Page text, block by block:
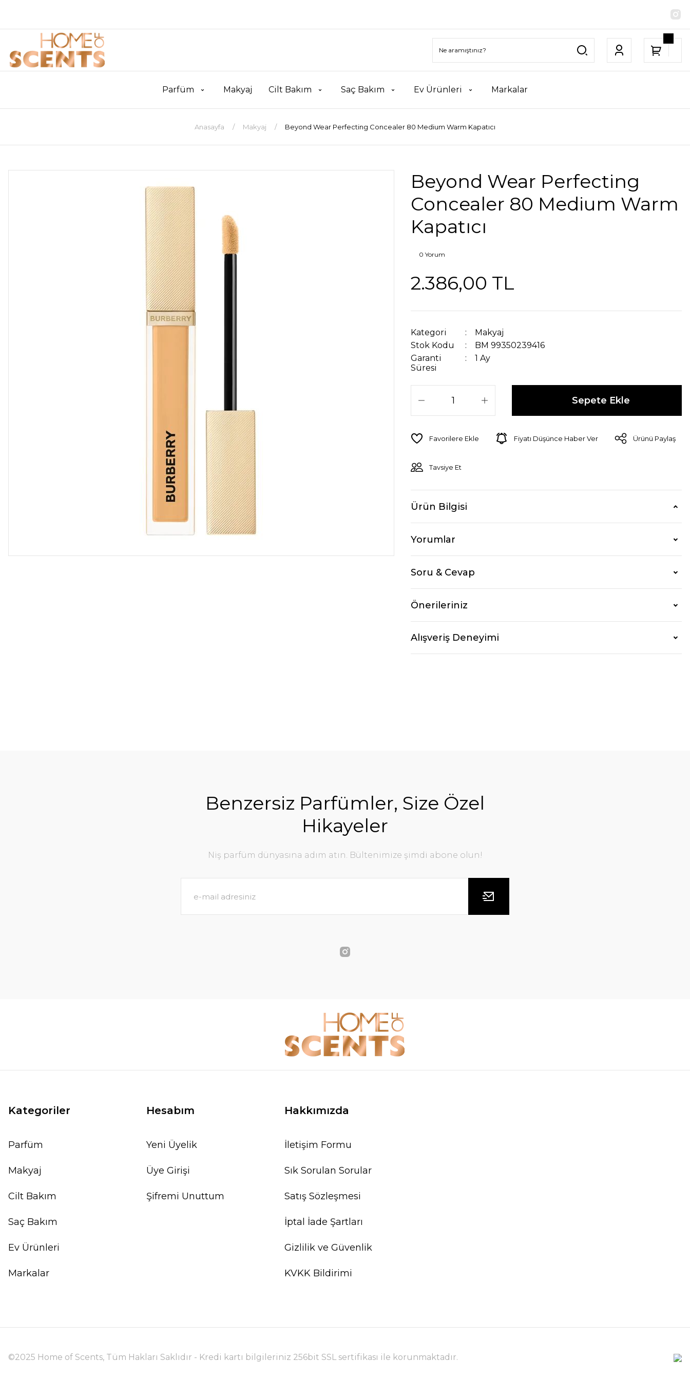
Parfüm Makyaj Cilt Bakım Saç Bakım Ev Ürünleri Markalar
Anasayfa Makyaj Beyond Wear Perfecting Concealer 80 Medium Warm Kapatıcı
Beyond Wear Perfecting
Concealer 80 Medium Warm
Kapatıcı
0 Yorum
2.386,00 TL
Kategori
Makyaj
Stok Kodu
BM 99350239416
Garanti
Süresi
1 Ay
Sepete Ekle
Fiyatı Düşünce Haber Ver Ürünü Paylaş
Tavsiye Et
Ürün Bilgisi
Yorumlar
Soru & Cevap
Önerileriniz
Alışveriş Deneyimi
Benzersiz Parfümler, Size Özel
Hikayeler
Niş parfüm dünyasına adım atın. Bültenimize şimdi abone olun!
Kategoriler
Parfüm
Makyaj
Cilt Bakım
Saç Bakım
Ev Ürünleri
Markalar
Hesabım
Yeni Üyelik
Üye Girişi
Şifremi Unuttum
Hakkımızda
İletişim Formu
Sık Sorulan Sorular
Satış Sözleşmesi
İptal İade Şartları
Gizlilik ve Güvenlik
KVKK Bildirimi
©2025 Home of Scents, Tüm Hakları Saklıdır - Kredi kartı bilgileriniz 256bit SSL sertifikası ile korunmaktadır.